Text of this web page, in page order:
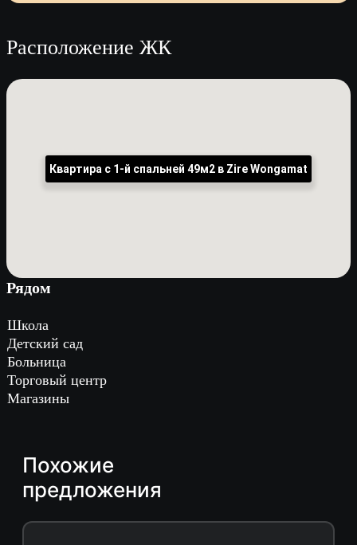
Расположение ЖК
Квартира с 1-й спальней 49м2 в Zire Wongamat
Рядом
Школа
Детский сад
Больница
Торговый центр
Магазины
Похожие
предложения